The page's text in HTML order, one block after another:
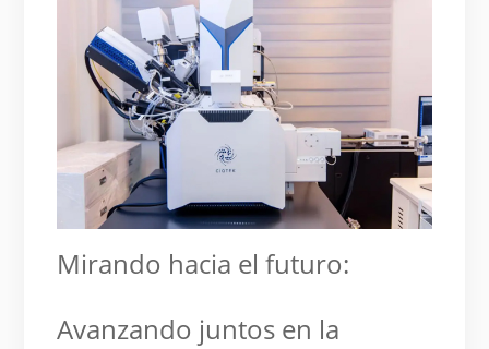
Mirando hacia el futuro:
Avanzando juntos en la